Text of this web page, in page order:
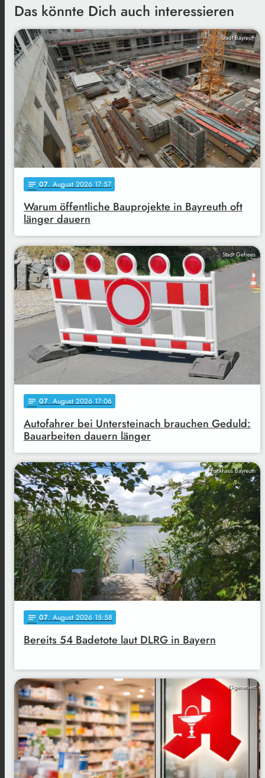
Das könnte Dich auch interessieren
Stadt Bayreuth
notes 07. August 2026 17:57
Warum öffentliche Bauprojekte in Bayreuth oft
länger dauern
Stadt Gefrees
notes 07. August 2026 17:06
Autofahrer bei Untersteinach brauchen Geduld:
Bauarbeiten dauern länger
Funkhaus Bayreuth
notes 07. August 2026 15:58
Bereits 54 Badetote laut DLRG in Bayern
KI-generiert